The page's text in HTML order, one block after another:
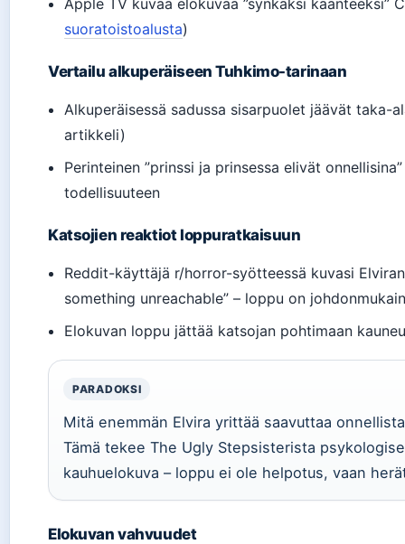
suoratoistoalusta)
Vertailu alkuperäiseen Tuhkimo-tarinaan
Alkuperäisessä sadussa sisarpuolet jäävät taka-
artikkeli)
Perinteinen ”prinssi ja prinsessa elivät
todellisuuteen
Katsojien reaktiot loppuratkaisuun
Reddit-käyttäjä r/horror-syötteessä kuvasi
something unreachable” – loppu on
Elokuvan loppu jättää katsojan pohtimaan
PARADOKSI
Mitä enemmän Elvira yrittää saavuttaa
Tämä tekee The Ugly Stepsisterista
kauhuelokuva – loppu ei ole helpotus, vaan
Elokuvan vahvuudet